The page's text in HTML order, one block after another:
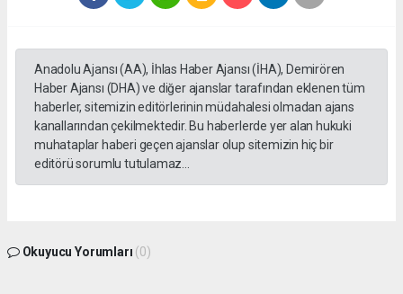
Anadolu Ajansı (AA), İhlas Haber Ajansı (İHA), Demirören
Haber Ajansı (DHA) ve diğer ajanslar tarafından eklenen tüm
haberler, sitemizin editörlerinin müdahalesi olmadan ajans
kanallarından çekilmektedir. Bu haberlerde yer alan hukuki
muhataplar haberi geçen ajanslar olup sitemizin hiç bir
editörü sorumlu tutulamaz...
Okuyucu Yorumları (0)